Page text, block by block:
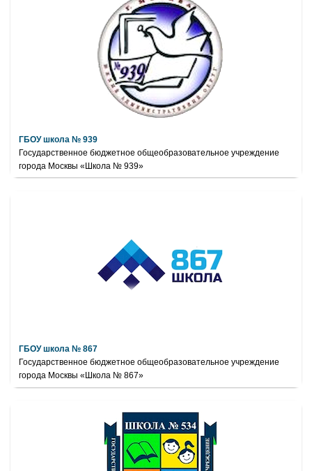
ГБОУ школа № 939
Государственное бюджетное общеобразовательное учреждение
города Москвы «Школа № 939»
ГБОУ школа № 867
Государственное бюджетное общеобразовательное учреждение
города Москвы «Школа № 867»